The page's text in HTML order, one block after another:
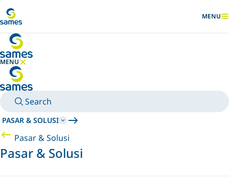
MENU
MENU
SEMBUNYIKAN MENU
Search
PASAR & SOLUSI
Pasar & Solusi
Pasar & Solusi